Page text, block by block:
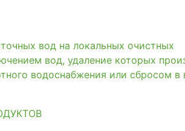
вод на локальных очистных
вод, удаление которых
водоснабжения или сбросом в